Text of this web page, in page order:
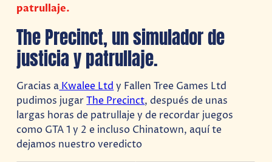
patrullaje.
The Precinct, un simulador de
justicia y patrullaje.
Gracias aKwalee Ltdy Fallen Tree Games Ltd
pudimos jugarThe Precinct, después de unas
largas horas de patrullaje y de recordar juegos
como GTA 1 y 2 e incluso Chinatown, aquí te
dejamos nuestro veredicto